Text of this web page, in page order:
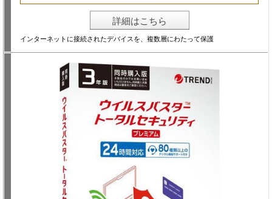
詳細はこちら
インターネットに接続されたデバイスを、複数層にわたって保護